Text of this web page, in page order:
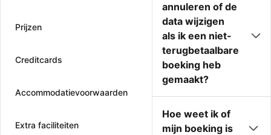
Prijzen
Creditcards
Accommodatievoorwaarden
Extra faciliteiten
annuleren of de
data wijzigen
als ik een niet-
terugbetaalbare
boeking heb
gemaakt?
Hoe weet ik of
mijn boeking is